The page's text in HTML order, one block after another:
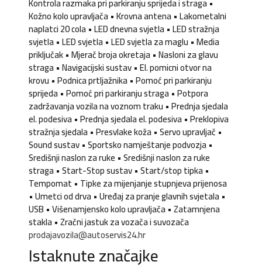
Kožno kolo upravljača • Krovna antena • Lakometalni
naplatci 20 cola • LED dnevna svjetla • LED stražnja
svjetla • LED svjetla • LED svjetla za maglu • Media
priključak • Mjerač broja okretaja • Nasloni za glavu
straga • Navigacijski sustav • El. pomicni otvor na
krovu • Podnica prtljažnika • Pomoć pri parkiranju
sprijeda • Pomoć pri parkiranju straga • Potpora
zadržavanja vozila na voznom traku • Prednja sjedala
el. podesiva • Prednja sjedala el. podesiva • Preklopiva
stražnja sjedala • Presvlake koža • Servo upravljač •
Sound sustav • Sportsko namještanje podvozja •
Središnji naslon za ruke • Središnji naslon za ruke
straga • Start-Stop sustav • Start/stop tipka •
Tempomat • Tipke za mijenjanje stupnjeva prijenosa
• Umetci od drva • Uređaj za pranje glavnih svjetala •
USB • Višenamjensko kolo upravljača • Zatamnjena
stakla • Zračni jastuk za vozača i suvozača
prodajavozila@autoservis24.hr
Istaknute značajke